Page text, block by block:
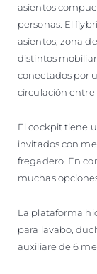
asientos
personas. El
asientos, zona
distintos
conectados por
circulación entre
El cockpit tiene
invitados con
fregadero. En
muchas
La plataforma
para lavabo,
auxiliare de 6